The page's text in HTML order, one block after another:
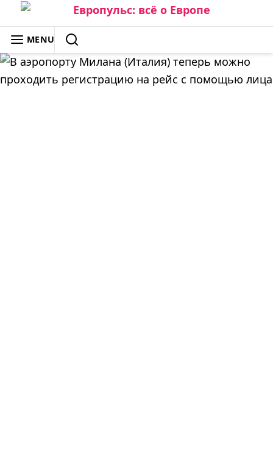
Skip
to
content
ЕВРОПУЛЬС: ВСЁ О ЕВРОПЕ
MENU
SEARCH